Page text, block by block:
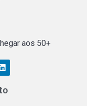
aos 50+